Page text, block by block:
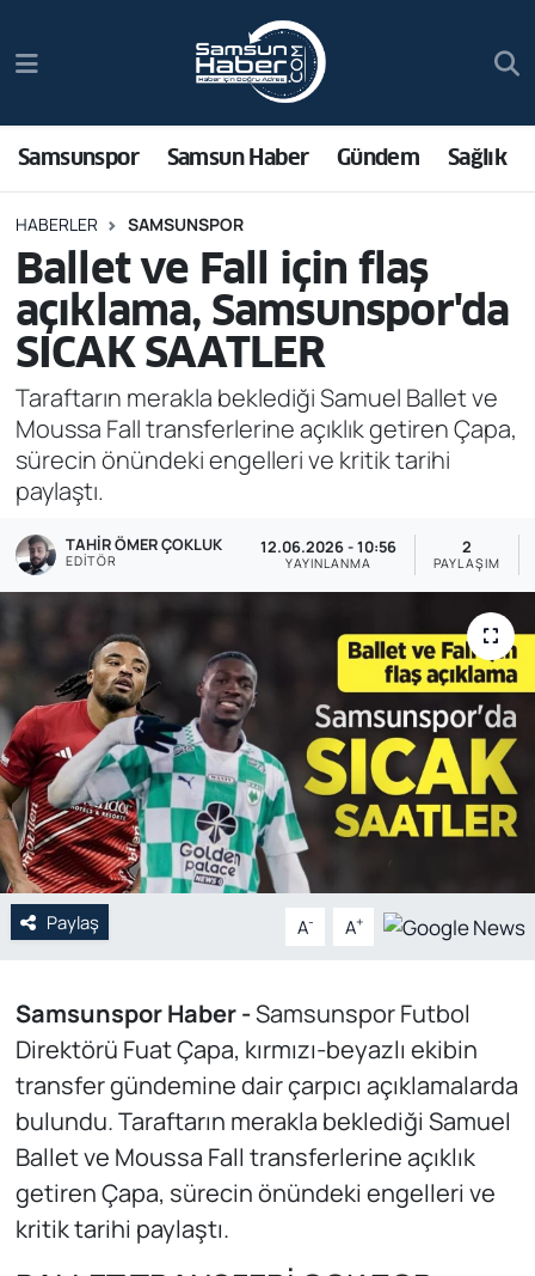
Samsunspor Samsun Haber Gündem Sağlık
HABERLER SAMSUNSPOR
Ballet ve Fall için flaş
açıklama, Samsunspor'da
SICAK SAATLER
Taraftarın merakla beklediği Samuel Ballet ve
Moussa Fall transferlerine açıklık getiren Çapa,
sürecin önündeki engelleri ve kritik tarihi
paylaştı.
TAHIR ÖMER ÇOKLUK
EDITÖR
12.06.2026 - 10:56
YAYINLANMA
2
PAYLAŞIM
Paylaş A- A+
Samsunspor Haber -Samsunspor Futbol
Direktörü Fuat Çapa, kırmızı-beyazlı ekibin
transfer gündemine dair çarpıcı açıklamalarda
bulundu. Taraftarın merakla beklediği Samuel
Ballet ve Moussa Fall transferlerine açıklık
getiren Çapa, sürecin önündeki engelleri ve
kritik tarihi paylaştı.
Samsun Haber
Sağlık
Asayiş
Bilim ve Teknoloji
Bölge
Dünya
Gündem
Özel Haber
POLİTİKA
Siyaset
Spor
Web Tv
Yerel
Trafik Durumu
Süper Lig Puan Durumu ve Fikstür
Tüm Manşetler
Son Dakika Haberleri
Haber Arşivi